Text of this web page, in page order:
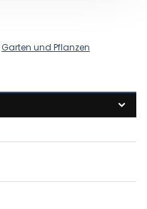
Garten und Pflanzen